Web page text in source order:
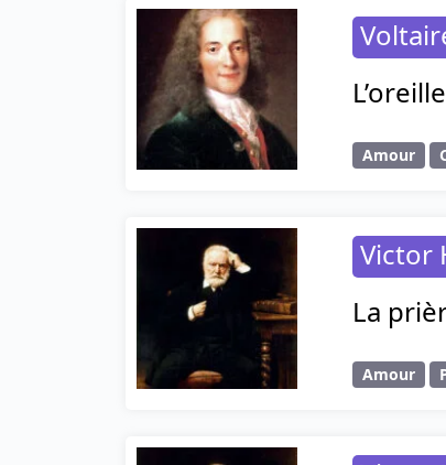
Amour
Victor
La
Amour